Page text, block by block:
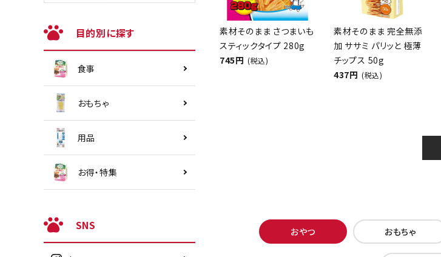
目的別に探す
食事
おもちゃ
用品
お得・特集
SNS
素材そのまま さつまいも
スティックタイプ 280g
745円 (税込)
素材そのまま 完全無添
加 ササミ パリッと 極薄
チップス 50g
437円 (税込)
おやつ おもちゃ